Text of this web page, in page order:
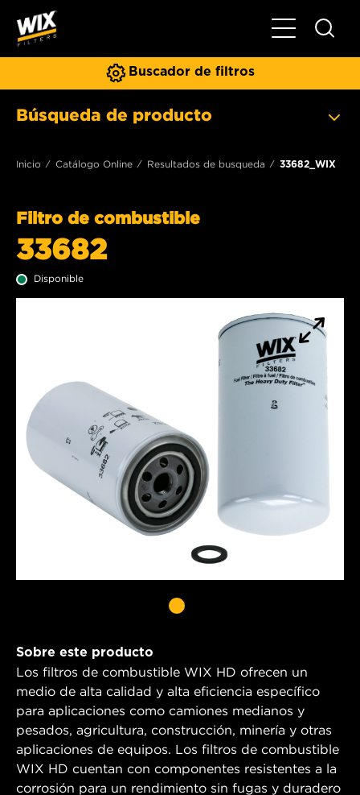
Toggle
Buscador de filtros
Búsqueda de producto
Inicio Catálogo Online Resultados de busqueda 33682_WIX
Filtro de combustible
33682
Disponible
Sobre este producto
Los filtros de combustible WIX HD ofrecen un
medio de alta calidad y alta eficiencia específico
para aplicaciones como camiones medianos y
pesados, agricultura, construcción, minería y otras
aplicaciones de equipos. Los filtros de combustible
WIX HD cuentan con componentes resistentes a la
corrosión para un rendimiento sin fugas y duradero